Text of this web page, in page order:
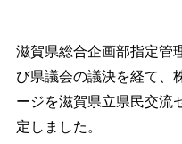
滋賀県総合企画部指定管
び県議会の議決を経て、
ージを滋賀県立県民交流
定しました。